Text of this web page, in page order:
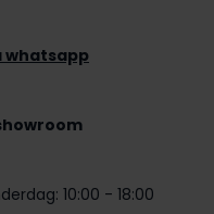
whatsapp
10:00 - 18:00